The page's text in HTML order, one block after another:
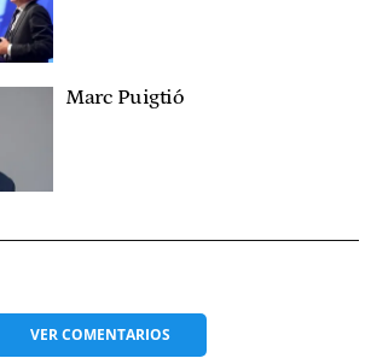
Marc Puigtió
VERCOMENTARIOS